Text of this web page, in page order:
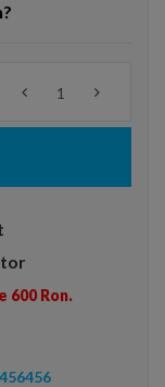
600 Ron.